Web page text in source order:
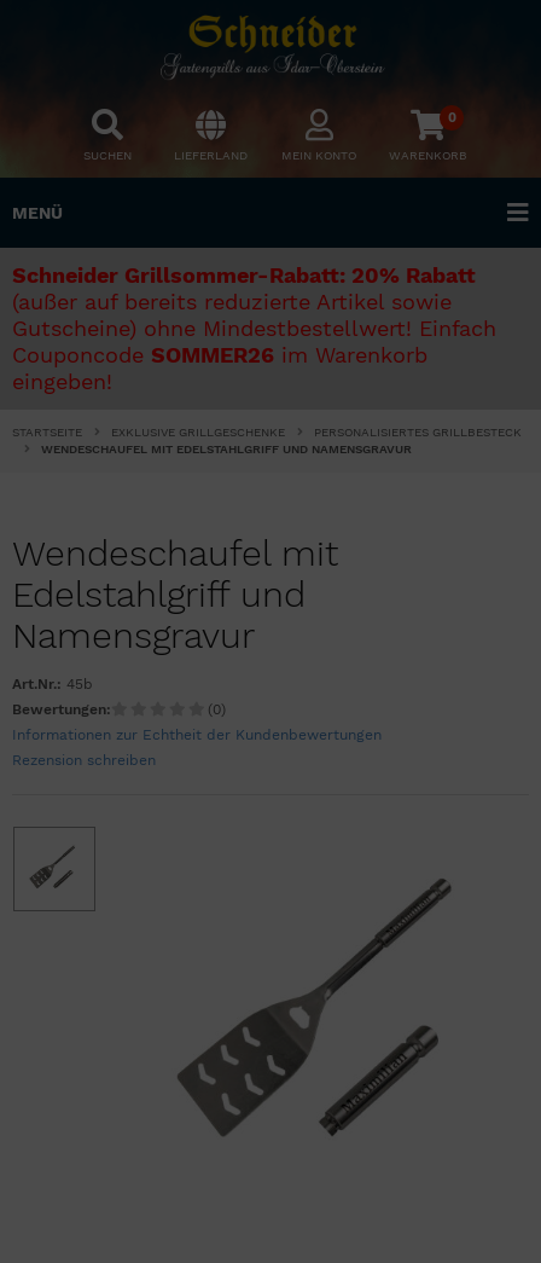
SUCHEN LIEFERLAND MEIN KONTO
0
WARENKORB
MENÜ
Schneider Grillsommer-Rabatt: 20% Rabatt
(außer auf bereits reduzierte Artikel sowie
Gutscheine) ohne Mindestbestellwert! Einfach
Couponcode SOMMER26 im Warenkorb
eingeben!
STARTSEITE EXKLUSIVE GRILLGESCHENKE
PERSONALISIERTES GRILLBESTECK
WENDESCHAUFEL MIT EDELSTAHLGRIFF UND NAMENSGRAVUR
Wendeschaufel mit
Edelstahlgriff und
Namensgravur
Art.Nr.: 45b
Bewertungen:
(0)
Informationen zur Echtheit der Kundenbewertungen
Rezension schreiben